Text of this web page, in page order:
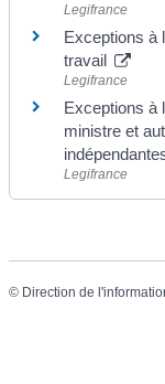
Legifrance
Exceptions à
travail
Legifrance
Exceptions à
ministre et
Legifrance
© Direction de